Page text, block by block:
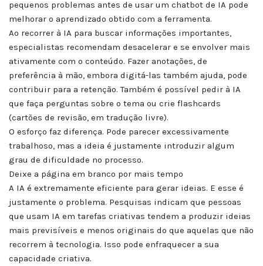
pequenos problemas antes de usar um chatbot de IA pode
melhorar o aprendizado obtido com a ferramenta.
Ao recorrer à IA para buscar informações importantes,
especialistas recomendam desacelerar e se envolver mais
ativamente com o conteúdo. Fazer anotações, de
preferência à mão, embora digitá-las também ajuda, pode
contribuir para a retenção. Também é possível pedir à IA
que faça perguntas sobre o tema ou crie flashcards
(cartões de revisão, em tradução livre).
O esforço faz diferença. Pode parecer excessivamente
trabalhoso, mas a ideia é justamente introduzir algum
grau de dificuldade no processo.
Deixe a página em branco por mais tempo
A IA é extremamente eficiente para gerar ideias. E esse é
justamente o problema. Pesquisas indicam que pessoas
que usam IA em tarefas criativas tendem a produzir ideias
mais previsíveis e menos originais do que aquelas que não
recorrem à tecnologia. Isso pode enfraquecer a sua
capacidade criativa.